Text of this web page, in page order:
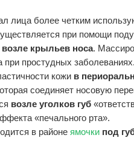
лица более четким
при помощи
возле крыльев носа.
при простудных заболеваниях.
кожи в
соединяет носовую
возле уголков губ
«печального рта».
в районе ямочки под